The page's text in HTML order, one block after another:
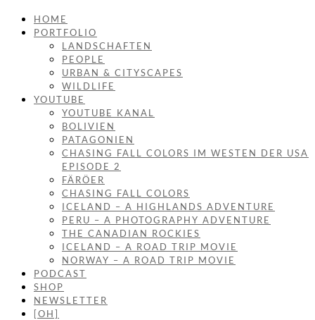
HOME
PORTFOLIO
LANDSCHAFTEN
PEOPLE
URBAN & CITYSCAPES
WILDLIFE
YOUTUBE
YOUTUBE KANAL
BOLIVIEN
PATAGONIEN
CHASING FALL COLORS IM WESTEN DER USA
EPISODE 2
FÄRÖER
CHASING FALL COLORS
ICELAND – A HIGHLANDS ADVENTURE
PERU – A PHOTOGRAPHY ADVENTURE
THE CANADIAN ROCKIES
ICELAND – A ROAD TRIP MOVIE
NORWAY – A ROAD TRIP MOVIE
PODCAST
SHOP
NEWSLETTER
[OH]